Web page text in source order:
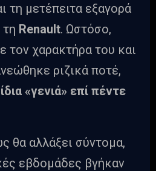
τη μετέπειτα εξαγορά
Renault. Ωστόσο,
τον χαρακτήρα του και
ριζικά ποτέ,
ίδια «γενιά» επί πέντε
θα αλλάξει σύντομα,
εβδομάδες βγήκαν